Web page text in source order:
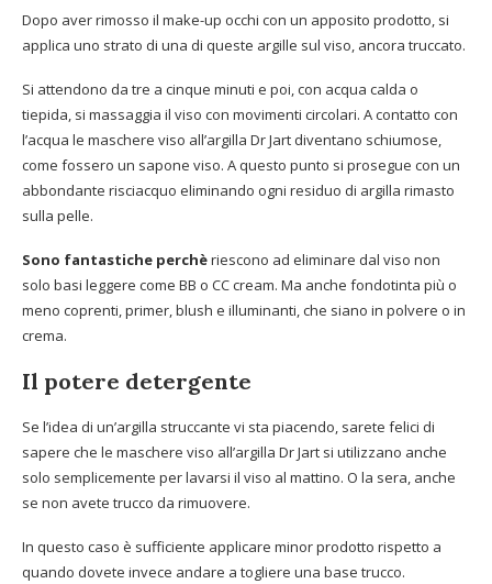
Dopo aver rimosso il make-up occhi con un apposito prodotto, si
applica uno strato di una di queste argille sul viso, ancora truccato.
Si attendono da tre a cinque minuti e poi, con acqua calda o
tiepida, si massaggia il viso con movimenti circolari. A contatto con
l’acqua le maschere viso all’argilla Dr Jart diventano schiumose,
come fossero un sapone viso. A questo punto si prosegue con un
abbondante risciacquo eliminando ogni residuo di argilla rimasto
sulla pelle.
Sono fantastiche perchèriescono ad eliminare dal viso non
solo basi leggere come BB o CC cream. Ma anche fondotinta più o
meno coprenti, primer, blush e illuminanti, che siano in polvere o in
crema.
Il potere detergente
Se l’idea di un’argilla struccante vi sta piacendo, sarete felici di
sapere che le maschere viso all’argilla Dr Jart si utilizzano anche
solo semplicemente per lavarsi il viso al mattino. O la sera, anche
se non avete trucco da rimuovere.
In questo caso è sufficiente applicare minor prodotto rispetto a
quando dovete invece andare a togliere una base trucco.